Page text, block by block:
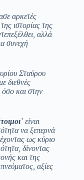
αρκετές
ιστορίας της
αλλά
συνεχή
Σταύρου
διεθνές
όσο και στην
είναι
να ξεπερνά
ως κύριο
δίνοντας
και της
αξίες